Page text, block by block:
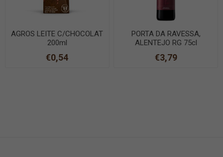
AGROS LEITE C/CHOCOLAT
200ml
€0,54
PORTA DA RAVESSA,
ALENTEJO RG 75cl
€3,79